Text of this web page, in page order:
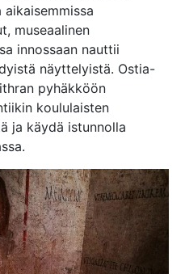
aikaisemmissa
museaalinen
innossaan nauttii
näyttelyistä. Ostia-
pyhäkköön
koululaisten
ja käydä istunnolla